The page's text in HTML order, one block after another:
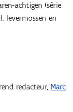
achtigen (série
levermossen en
redacteur, Marc